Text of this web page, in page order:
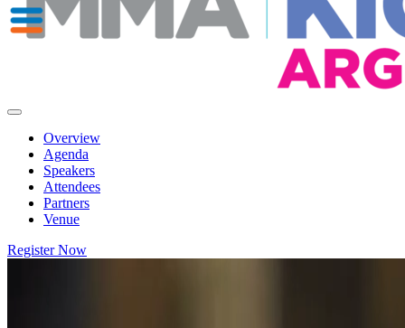
Overview
Agenda
Speakers
Attendees
Partners
Venue
Register Now